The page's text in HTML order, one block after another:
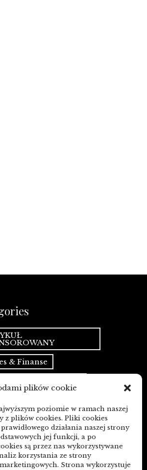
plików cookie
poziomie w ramach naszej
plików cookies. Pliki cookies
działania naszej strony
jej funkcji, a po
są przez nas wykorzystywane
korzystania ze strony
Strona wykorzystuje
& Finanse
& Rozrywka
Motoryzacja
& Turystyka